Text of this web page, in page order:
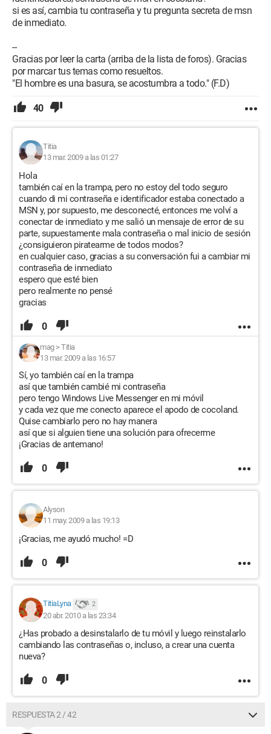
si es así, cambia tu contraseña y tu pregunta secreta de msn
de inmediato.
--
Gracias por leer la carta (arriba de la lista de foros). Gracias
por marcar tus temas como resueltos.
"El hombre es una basura, se acostumbra a todo." (F.D)
40
Titia
13 mar. 2009 a las 01:27
Hola
también caí en la trampa, pero no estoy del todo seguro
cuando di mi contraseña e identificador estaba conectado a
MSN y, por supuesto, me desconecté, entonces me volví a
conectar de inmediato y me salió un mensaje de error de su
parte, supuestamente mala contraseña o mal inicio de sesión
¿consiguieron piratearme de todos modos?
en cualquier caso, gracias a su conversación fui a cambiar mi
contraseña de inmediato
espero que esté bien
pero realmente no pensé
gracias
0
mag> Titia
13 mar. 2009 a las 16:57
Sí, yo también caí en la trampa
así que también cambié mi contraseña
pero tengo Windows Live Messenger en mi móvil
y cada vez que me conecto aparece el apodo de cocoland.
Quise cambiarlo pero no hay manera
así que si alguien tiene una solución para ofrecerme
¡Gracias de antemano!
0
Alyson
11 may. 2009 a las 19:13
¡Gracias, me ayudó mucho! =D
0
TitiaLyna 2
20 abr. 2010 a las 23:34
¿Has probado a desinstalarlo de tu móvil y luego reinstalarlo
cambiando las contraseñas o, incluso, a crear una cuenta
nueva?
0
RESPUESTA 2 / 42